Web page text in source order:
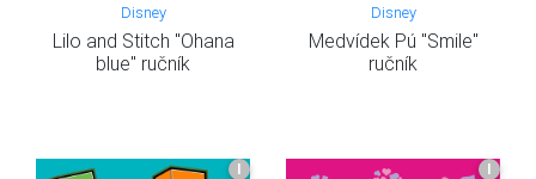
Disney
Lilo and Stitch "Ohana
blue" ručník
Disney
Medvídek Pú "Smile"
ručník
I I